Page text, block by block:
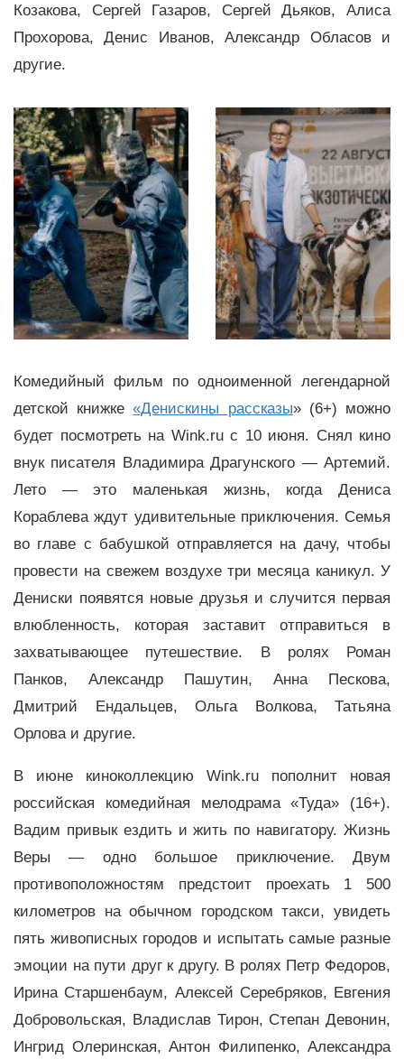
Козакова, Сергей Газаров, Сергей Дьяков, Алиса
Прохорова, Денис Иванов, Александр Обласов и
другие.
Комедийный фильм по одноименной легендарной
детской книжке«Денискины рассказы» (6+) можно
будет посмотреть на Wink.ru с 10 июня. Снял кино
внук писателя Владимира Драгунского — Артемий.
Лето — это маленькая жизнь, когда Дениса
Кораблева ждут удивительные приключения. Семья
во главе с бабушкой отправляется на дачу, чтобы
провести на свежем воздухе три месяца каникул. У
Дениски появятся новые друзья и случится первая
влюбленность, которая заставит отправиться в
захватывающее путешествие. В ролях Роман
Панков, Александр Пашутин, Анна Пескова,
Дмитрий Ендальцев, Ольга Волкова, Татьяна
Орлова и другие.
В июне киноколлекцию Wink.ru пополнит новая
российская комедийная мелодрама «Туда» (16+).
Вадим привык ездить и жить по навигатору. Жизнь
Веры — одно большое приключение. Двум
противоположностям предстоит проехать 1 500
километров на обычном городском такси, увидеть
пять живописных городов и испытать самые разные
эмоции на пути друг к другу. В ролях Петр Федоров,
Ирина Старшенбаум, Алексей Серебряков, Евгения
Добровольская, Владислав Тирон, Степан Девонин,
Ингрид Олеринская, Антон Филипенко, Александра